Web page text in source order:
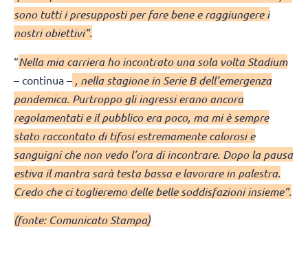
sono tutti i presupposti per fare bene e raggiungere i
nostri obiettivi”.
“Nella mia carriera ho incontrato una sola volta Stadium
– continua – , nella stagione in Serie B dell’emergenza
pandemica. Purtroppo gli ingressi erano ancora
regolamentati e il pubblico era poco, ma mi è sempre
stato raccontato di tifosi estremamente calorosi e
sanguigni che non vedo l’ora di incontrare. Dopo la pausa
estiva il mantra sarà testa bassa e lavorare in palestra.
Credo che ci toglieremo delle belle soddisfazioni insieme”.
(fonte: Comunicato Stampa)